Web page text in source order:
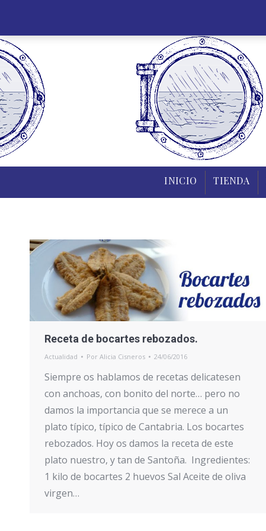
INICIO TIENDA
Receta de bocartes rebozados.
Actualidad Por Alicia Cisneros 24/06/2016
Siempre os hablamos de recetas delicatesen
con anchoas, con bonito del norte… pero no
damos la importancia que se merece a un
plato típico, típico de Cantabria. Los bocartes
rebozados. Hoy os damos la receta de este
plato nuestro, y tan de Santoña. Ingredientes:
1 kilo de bocartes 2 huevos Sal Aceite de oliva
virgen…